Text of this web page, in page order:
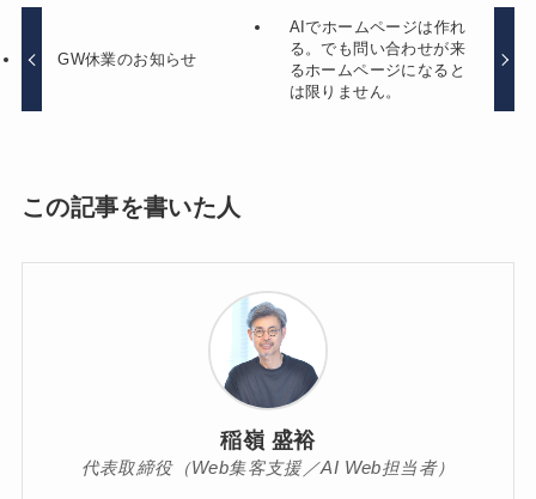
GW休業のお知らせ
AIでホームページは作れ
る。でも問い合わせが来
るホームページになると
は限りません。
この記事を書いた人
稲嶺 盛裕
代表取締役（Web集客支援／AI Web担当者）